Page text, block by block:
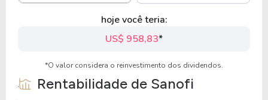
hoje você teria:
US$ 958,83*
*O valor considera o reinvestimento dos dividendos.
Rentabilidade de Sanofi